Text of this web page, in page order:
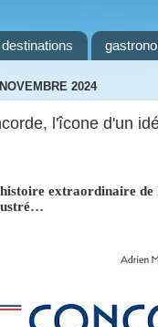
destinations
2024
l'îcone d'un
extraordinaire de